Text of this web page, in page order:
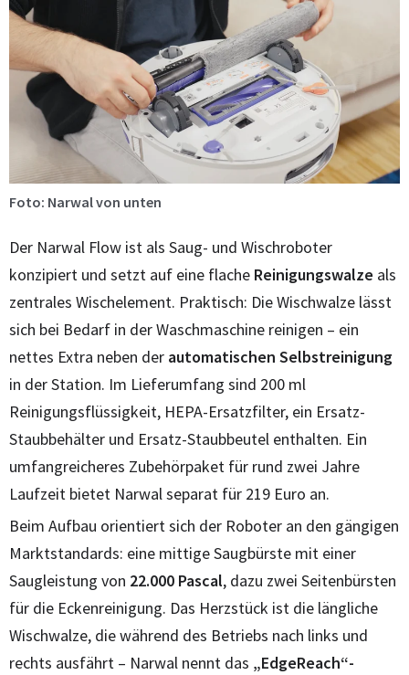
Foto: Narwal von unten
Der Narwal Flow ist als Saug- und Wischroboter
konzipiert und setzt auf eine flache Reinigungswalze als
zentrales Wischelement. Praktisch: Die Wischwalze lässt
sich bei Bedarf in der Waschmaschine reinigen – ein
nettes Extra neben der automatischen Selbstreinigung
in der Station. Im Lieferumfang sind 200 ml
Reinigungsflüssigkeit, HEPA-Ersatzfilter, ein Ersatz-
Staubbehälter und Ersatz-Staubbeutel enthalten. Ein
umfangreicheres Zubehörpaket für rund zwei Jahre
Laufzeit bietet Narwal separat für 219 Euro an.
Beim Aufbau orientiert sich der Roboter an den gängigen
Marktstandards: eine mittige Saugbürste mit einer
Saugleistung von 22.000 Pascal, dazu zwei Seitenbürsten
für die Eckenreinigung. Das Herzstück ist die längliche
Wischwalze, die während des Betriebs nach links und
rechts ausfährt – Narwal nennt das „EdgeReach“-